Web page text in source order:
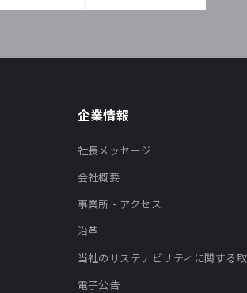
企業情報
社長メッセージ
会社概要
事業所・アクセス
沿革
当社のサステナビリティに関する
電子公告